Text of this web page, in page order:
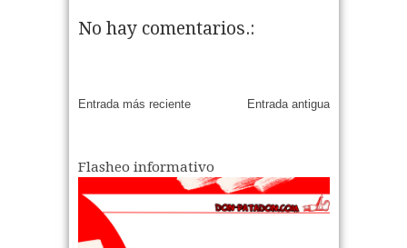
Lomb
No hay comentarios.:
Entrada más reciente Entrada antigua
Flasheo informativo